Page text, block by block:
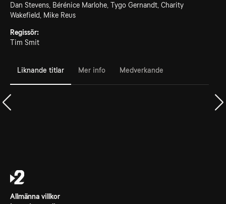
Dan Stevens, Bérénice Marlohe, Tygo Gernandt, Charity
Wakefield, Mike Reus
Regissör:
Tim Smit
Liknande titlar Mer info Medverkande
Allmänna villkor